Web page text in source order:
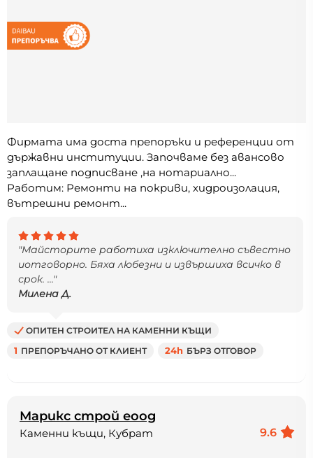
Фирмата има доста препоръки и референции от
държавни институции. Започваме без авансово
заплащане подписване ,на нотариално...
Работим: Ремонти на покриви, хидроизолация,
вътрешни ремонт...
"Майсторите работиха изключително съвестно
иотговорно. Бяха любезни и извършиха всичко в
срок. ..."
Милена Д.
ОПИТЕН СТРОИТЕЛ НА КАМЕННИ КЪЩИ
1 ПРЕПОРЪЧАНО ОТ КЛИЕНТ 24h БЪРЗ ОТГОВОР
Марикс строй еоод
9.6
Каменни къщи, Кубрат